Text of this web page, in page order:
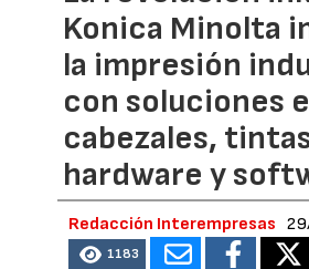
Konica Minolta
la impresión
con soluciones
cabezales,
hardware y
Redacción Interempresas
1183